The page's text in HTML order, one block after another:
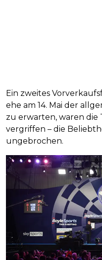
Ein zweites
ehe am 14. Mai der
zu erwarten, waren die
vergriffen – die
ungebrochen.